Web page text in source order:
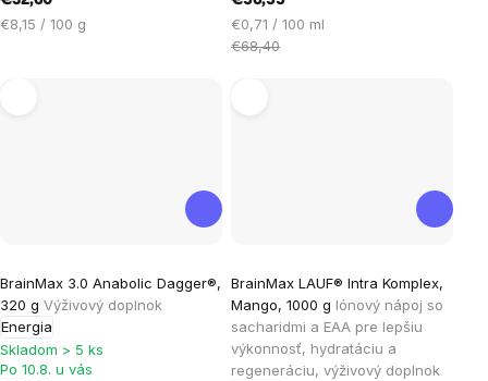
Jednotková
€8,15 / 100 g
Jednotková
cena:
€0,71 / 100 ml
€68,40
BrainMax 3.0 Anabolic Dagger®,
320 g Výživový doplnok
Energia
hodnotenie
produktu
je
4,7
Skladom > 5 ks
Po 10.8. u vás
BrainMax LAUF® Intra Komplex,
Mango, 1000 g Iónový nápoj so
sacharidmi a EAA pre lepšiu
výkonnosť, hydratáciu a
regeneráciu, výživový doplnok
hodnotenie
produktu
je
5,0